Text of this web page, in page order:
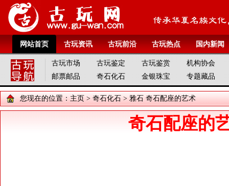
网站首页 古玩资讯 古玩前沿 古玩热点 国内新闻
古玩市场 古玩鉴定 古玩鉴赏
机构协会
邮票邮品
奇石化石 金银珠宝 专题藏品
您现在的位置： 主页 > 奇石化石 > 雅石 奇石配座的艺术
奇石配座的